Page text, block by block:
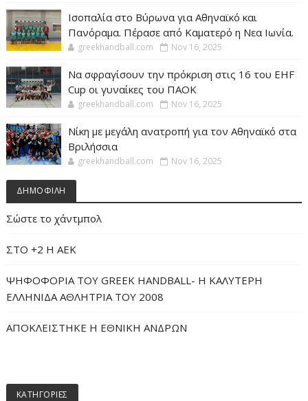
Ισοπαλία στο Βύρωνα για Αθηναϊκό και
Πανόραμα. Πέρασε από Καματερό η Νεα Ιωνία.
greekhandball.com Nov 16, 2025
Να σφραγίσουν την πρόκριση στις 16 του EHF
Cup οι γυναίκες του ΠΑΟΚ
greekhandball.com Nov 16, 2025
Νίκη με μεγάλη ανατροπή για τον Αθηναϊκό στα
Βριλήσσια
greekhandball.com Nov 16, 2025
ΔΗΜΟΦΙΛΗ
Σώστε το χάντμπολ
ΣΤΟ +2 Η ΑΕΚ
ΨΗΦΟΦΟΡΙΑ ΤΟΥ GREEK HANDBALL- H ΚΑΛΥΤΕΡΗ
ΕΛΛΗΝΙΔΑ ΑΘΛΗΤΡΙΑ ΤΟΥ 2008
ΑΠΟΚΛΕΙΣΤΗΚΕ Η ΕΘΝΙΚΗ ΑΝΔΡΩΝ
ΚΑΤΗΓΟΡΙΕΣ